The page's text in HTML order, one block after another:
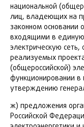
национальной
лиц, владеющих на
законном основании
входящими в единую
электрическую
реализуемых
(общероссийской)
функционировании
утверждению
ж) предложения
Российской